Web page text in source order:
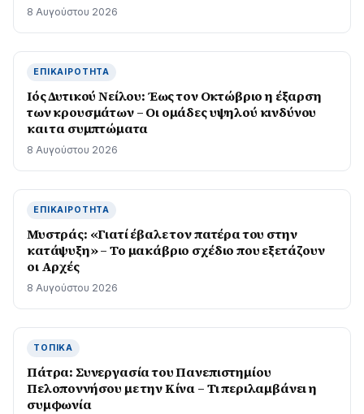
8 Αυγούστου 2026
ΕΠΙΚΑΙΡΌΤΗΤΑ
Ιός Δυτικού Νείλου: Έως τον Οκτώβριο η έξαρση
των κρουσμάτων – Οι ομάδες υψηλού κινδύνου
και τα συμπτώματα
8 Αυγούστου 2026
ΕΠΙΚΑΙΡΌΤΗΤΑ
Μυστράς: «Γιατί έβαλε τον πατέρα του στην
κατάψυξη» – Το μακάβριο σχέδιο που εξετάζουν
οι Αρχές
8 Αυγούστου 2026
ΤΟΠΙΚΆ
Πάτρα: Συνεργασία του Πανεπιστημίου
Πελοποννήσου με την Κίνα – Τι περιλαμβάνει η
συμφωνία